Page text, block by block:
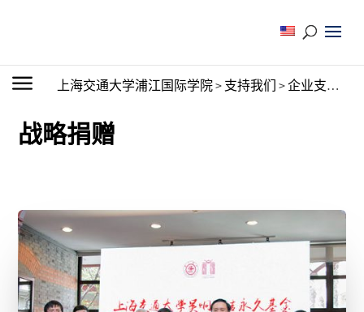
上海交通大学浦江国际学院> 支持我们 >企业支持
战略捐赠